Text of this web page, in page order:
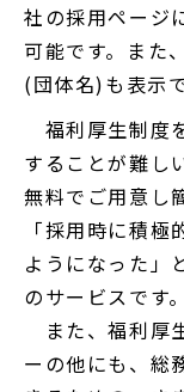
社の採用ページ
可能です。また
(団体名)も表示で
福利厚生制度
することが難し
無料でご用意し
「採用時に積
ようになった」
のサービスです。
また、福利厚
ーの他にも、総